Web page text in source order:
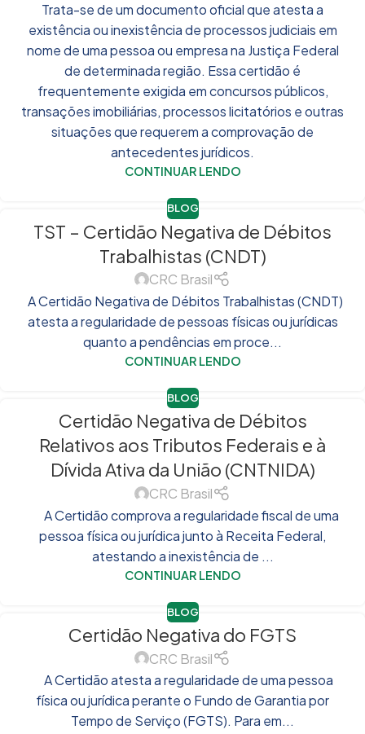
Trata-se de um documento oficial que atesta a
existência ou inexistência de processos judiciais em
nome de uma pessoa ou empresa na Justiça Federal
de determinada região. Essa certidão é
frequentemente exigida em concursos públicos,
transações imobiliárias, processos licitatórios e outras
situações que requerem a comprovação de
antecedentes jurídicos.
CONTINUAR LENDO
BLOG
TST – Certidão Negativa de Débitos
Trabalhistas (CNDT)
CRC Brasil
A Certidão Negativa de Débitos Trabalhistas (CNDT)
atesta a regularidade de pessoas físicas ou jurídicas
quanto a pendências em proce...
CONTINUAR LENDO
BLOG
Certidão Negativa de Débitos
Relativos aos Tributos Federais e à
Dívida Ativa da União (CNTNIDA)
CRC Brasil
A Certidão comprova a regularidade fiscal de uma
pessoa física ou jurídica junto à Receita Federal,
atestando a inexistência de ...
CONTINUAR LENDO
BLOG
Certidão Negativa do FGTS
CRC Brasil
A Certidão atesta a regularidade de uma pessoa
física ou jurídica perante o Fundo de Garantia por
Tempo de Serviço (FGTS). Para em...